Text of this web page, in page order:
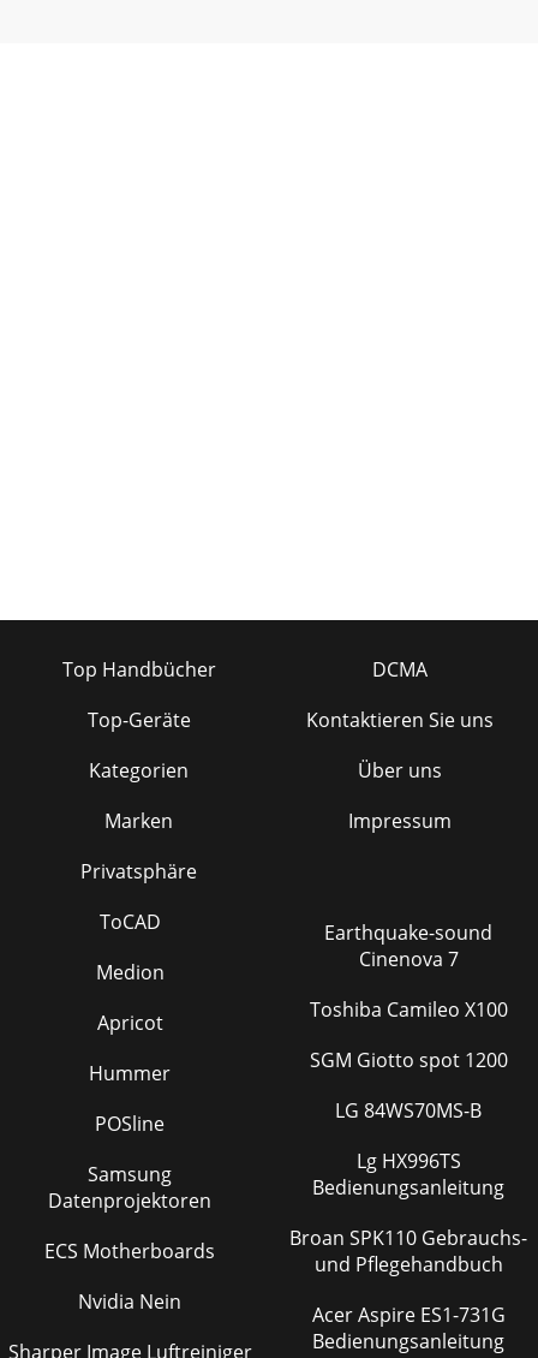
Top Handbücher
Top-Geräte
Kategorien
Marken
Privatsphäre
DCMA
Kontaktieren Sie uns
Über uns
Impressum
ToCAD
Medion
Apricot
Hummer
POSline
Samsung
Datenprojektoren
ECS Motherboards
Nvidia Nein
Sharper Image Luftreiniger
Earthquake-sound
Cinenova 7
Toshiba Camileo X100
SGM Giotto spot 1200
LG 84WS70MS-B
Lg HX996TS
Bedienungsanleitung
Broan SPK110 Gebrauchs-
und Pflegehandbuch
Acer Aspire ES1-731G
Bedienungsanleitung